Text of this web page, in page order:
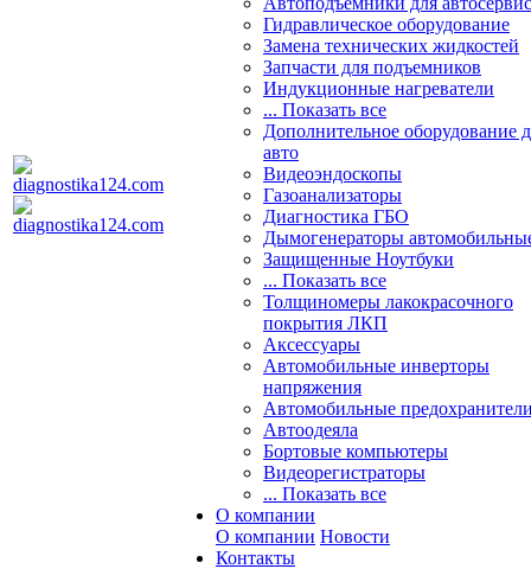
Гидравлическое оборудование
Замена технических жидкостей
Запчасти для подъемников
Индукционные нагреватели
... Показать все
Дополнительное оборудование
авто
Видеоэндоскопы
Газоанализаторы
Диагностика ГБО
Дымогенераторы
Защищенные Ноутбуки
... Показать все
Толщиномеры лакокрасочного
покрытия ЛКП
Аксессуары
Автомобильные инверторы
напряжения
Автомобильные
Автоодеяла
Бортовые компьютеры
Видеорегистраторы
... Показать все
О компании
О компании Новости
Контакты